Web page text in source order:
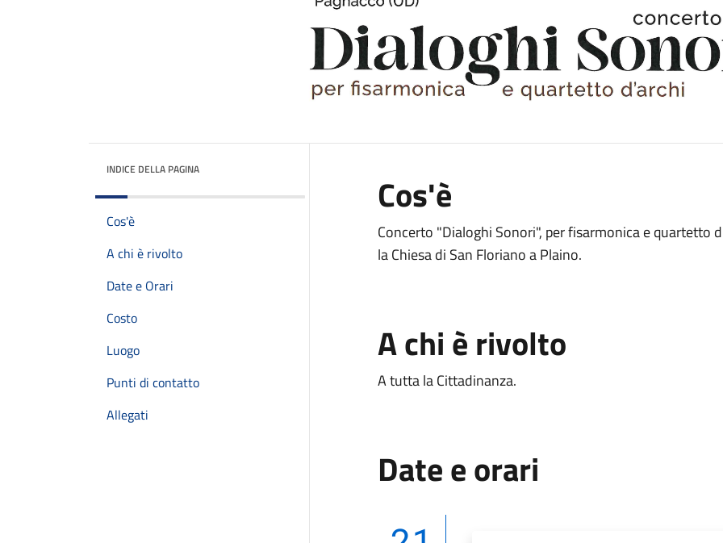
INDICE DELLA PAGINA
Cos'è
A chi è rivolto
Date e Orari
Costo
Luogo
Punti di contatto
Allegati
Cos'è
Concerto "Dialoghi Sonori", per fisarmonica e quartetto
la Chiesa di San Floriano a Plaino.
A chi è rivolto
A tutta la Cittadinanza.
Date e orari